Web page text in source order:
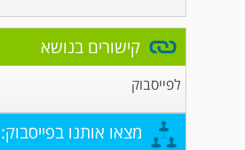
קישורים בנושא
לפייסבוק
מצאו אותנו בפייסבוק: